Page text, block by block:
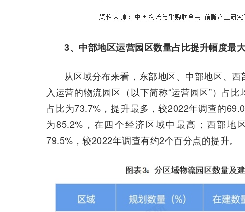
3、中部地区运营园区数量占比提升幅度最
从区域分布来看，东部地区、中部地区、
入运营的物流园区（以下简称“运营园区”）占
占比为73.7%，提升最多，较2022年调查的
为85.2%，在四个经济区域中最高；西部地
79.5%，较2022年调查有约2个百分点的提升。